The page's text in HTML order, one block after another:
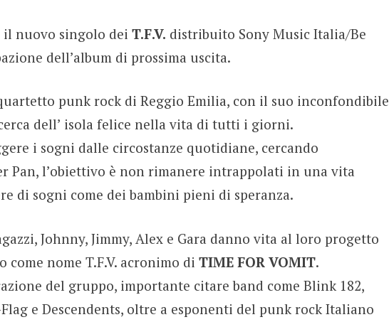
nuovo singolo dei T.F.V. distribuito Sony Music Italia/Be
dell’album di prossima uscita.
punk rock di Reggio Emilia, con il suo inconfondibile
dell’ isola felice nella vita di tutti i giorni.
i sogni dalle circostanze quotidiane, cercando
Pan, l’obiettivo è non rimanere intrappolati in una vita
di sogni come dei bambini pieni di speranza.
Johnny, Jimmy, Alex e Gara danno vita al loro progetto
come nome T.F.V. acronimo di TIME FOR VOMIT.
del gruppo, importante citare band come Blink 182,
e Descendents, oltre a esponenti del punk rock Italiano